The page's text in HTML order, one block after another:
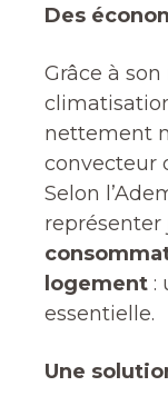
Des
Grâce à
nettement
convecteur
Selon
représenter
logement :
essentielle.
Une